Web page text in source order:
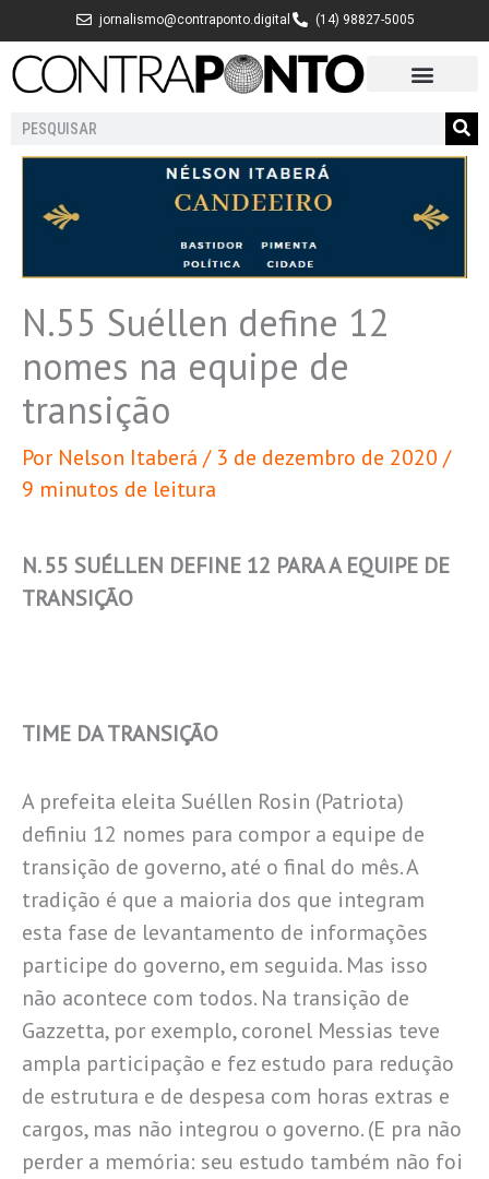
para
jornalismo@contraponto.digital (14) 98827-5005
Pesquisar
N.55 Suéllen define 12
nomes na equipe de
transição
Por Nelson Itaberá / 3 de dezembro de 2020 /
9 minutos de leitura
N. 55 SUÉLLEN DEFINE 12 PARA A EQUIPE DE
TRANSIÇÃO
TIME DA TRANSIÇÃO
A prefeita eleita Suéllen Rosin (Patriota)
definiu 12 nomes para compor a equipe de
transição de governo, até o final do mês. A
tradição é que a maioria dos que integram
esta fase de levantamento de informações
participe do governo, em seguida. Mas isso
não acontece com todos. Na transição de
Gazzetta, por exemplo, coronel Messias teve
ampla participação e fez estudo para redução
de estrutura e de despesa com horas extras e
cargos, mas não integrou o governo. (E pra não
perder a memória: seu estudo também não foi